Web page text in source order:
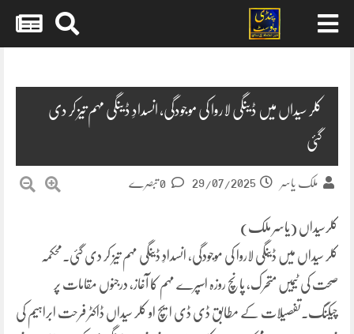
کلر سیداں میں ڈینگی لاروا کی موجودگی، انسدادِ ڈینگی مہم تیز کر دی
گئی
ملک یاسر 29/07/2025
کلرسیداں (یاسر ملک)
کلر سیداں میں ڈینگی لاروا کی موجودگی، انسدادِ ڈینگی مہم تیز کر دی گئی۔محکمہ
صحت کی ٹیمیں متحرک، پانچ روزہ اسپرے مہم کا آغاز، درجنوں مقامات پر
چیکنگ۔تفصیلات کے مطابق ڈی ڈی ایچ او کلر سیداں ڈاکٹر فرحت ابراہیم کی